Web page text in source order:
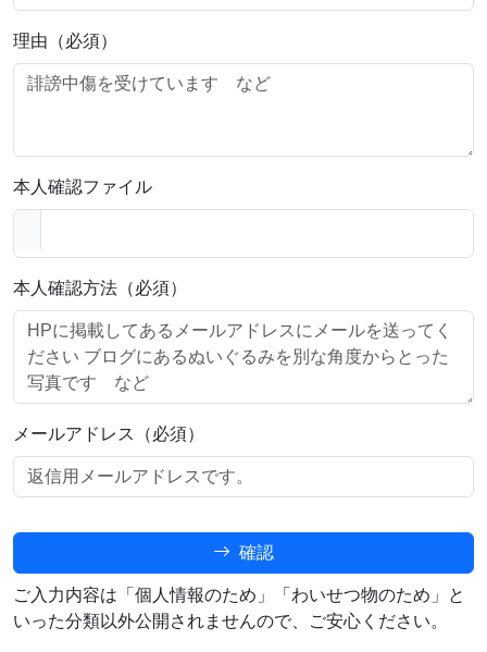
理由（必須）
本人確認ファイル
本人確認方法（必須）
メールアドレス（必須）
確認
ご入力内容は「個人情報のため」「わいせつ物のため」と
いった分類以外公開されませんので、ご安心ください。